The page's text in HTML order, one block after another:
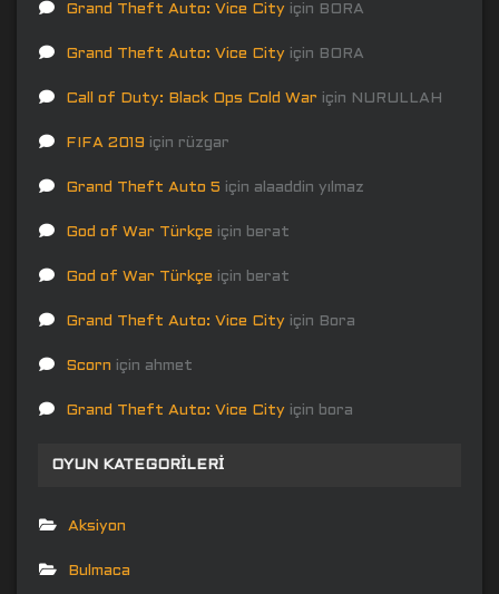
Grand Theft Auto: Vice City için BORA
Grand Theft Auto: Vice City için BORA
Call of Duty: Black Ops Cold War için NURULLAH
FIFA 2019 için rüzgar
Grand Theft Auto 5 için alaaddin yılmaz
God of War Türkçe için berat
God of War Türkçe için berat
Grand Theft Auto: Vice City için Bora
Scorn için ahmet
Grand Theft Auto: Vice City için bora
OYUN KATEGORILERI
Aksiyon
Bulmaca